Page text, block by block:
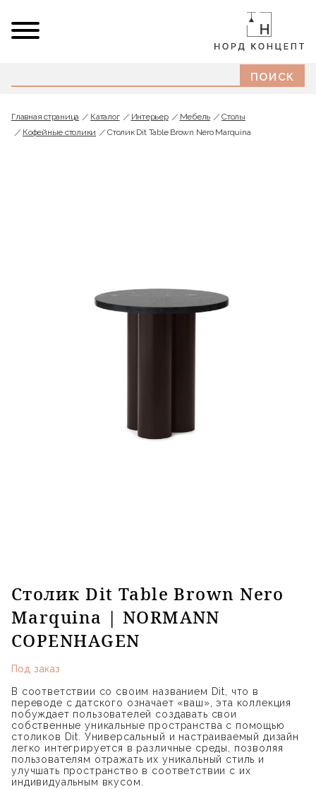
Главная страница Каталог Интерьер Мебель
Cтолы
Кофейные столики
Столик Dit Table Brown Nero Marquina
Столик Dit Table Brown Nero
Marquina | NORMANN
COPENHAGEN
Под заказ
В соответствии со своим названием Dit, что в
переводе с датского означает «ваш», эта коллекция
побуждает пользователей создавать свои
собственные уникальные пространства с помощью
столиков Dit. Универсальный и настраиваемый дизайн
легко интегрируется в различные среды, позволяя
пользователям отражать их уникальный стиль и
улучшать пространство в соответствии с их
индивидуальным вкусом.